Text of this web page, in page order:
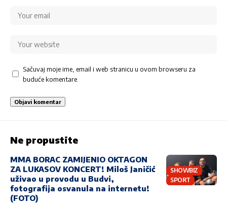
Sačuvaj moje ime, email i web stranicu u ovom browseru za
buduće komentare.
Ne propustite
SHOWBIZ
SPORT
MMA BORAC ZAMIJENIO OKTAGON
ZA LUKASOV KONCERT! Miloš Janičić
uživao u provodu u Budvi,
fotografija osvanula na internetu!
(FOTO)